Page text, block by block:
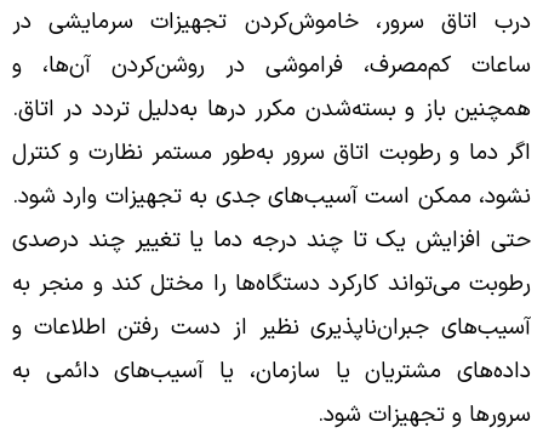
درب اتاق سرور، خاموش‌کردن تجهیزات سرمایشی در
ساعات کم‌مصرف، فراموشی در روشن‌کردن آن‌ها، و
همچنین باز و بسته‌شدن مکرر درها به‌دلیل تردد در اتاق.
اگر دما و رطوبت اتاق سرور به‌طور مستمر نظارت و کنترل
نشود، ممکن است آسیب‌های جدی به تجهیزات وارد شود.
حتی افزایش یک تا چند درجه دما یا تغییر چند درصدی
رطوبت می‌تواند کارکرد دستگاه‌ها را مختل کند و منجر به
آسیب‌های جبران‌ناپذیری نظیر از دست رفتن اطلاعات و
داده‌های مشتریان یا سازمان، یا آسیب‌های دائمی به
سرورها و تجهیزات شود.